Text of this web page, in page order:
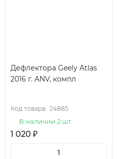
Дефлектора Geely Atlas
2016 г. ANV, компл
Код товара: 24885
В наличии 2 шт.
1 020 ₽